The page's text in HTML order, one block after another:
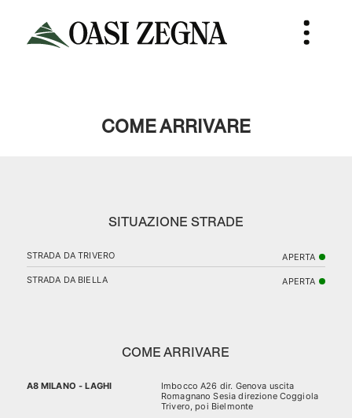
COME ARRIVARE
SITUAZIONE STRADE
STRADA DA TRIVERO APERTA
STRADA DA BIELLA APERTA
COME ARRIVARE
A8 MILANO - LAGHI
Imbocco A26 dir. Genova uscita
Romagnano Sesia direzione Coggiola
Trivero, poi Bielmonte